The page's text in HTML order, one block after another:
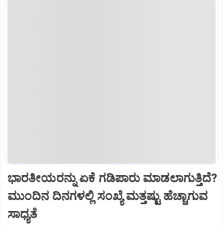
ಭಾರತೀಯರನ್ನು ಏಕೆ ಗಡಿಪಾರು ಮಾಡಲಾಗುತ್ತಿದೆ?
ಮುಂದಿನ ದಿನಗಳಲ್ಲಿ ಸಂಖ್ಯೆ ಮತ್ತಷ್ಟು ಹೆಚ್ಚಾಗುವ
ಸಾಧ್ಯತೆ